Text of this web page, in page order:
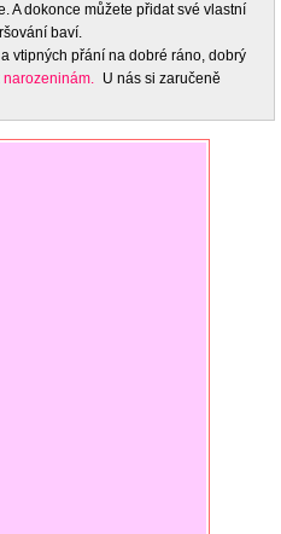
A dokonce můžete přidat své vlastní
baví.
vtipných přání na dobré ráno, dobrý
narozeninám. U nás si zaručeně